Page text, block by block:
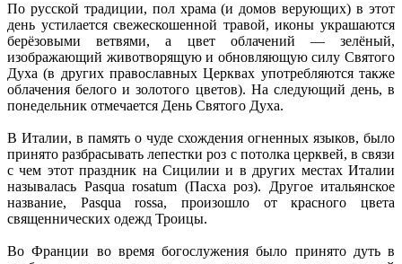
По русской традиции, пол храма (и домов верующих) в этот
день устилается свежескошенной травой, иконы украшаются
берёзовыми ветвями, а цвет облачений — зелёный,
изображающий животворящую и обновляющую силу Святого
Духа (в других православных Церквах употребляются также
облачения белого и золотого цветов). На следующий день, в
понедельник отмечается День Святого Духа.
В Италии, в память о чуде схождения огненных языков, было
принято разбрасывать лепестки роз с потолка церквей, в связи
с чем этот праздник на Сицилии и в других местах Италии
называлась Pasqua rosatum (Пасха роз). Другое итальянское
название, Pasqua rossa, произошло от красного цвета
священнических одежд Троицы.
Во Франции во время богослужения было принято дуть в